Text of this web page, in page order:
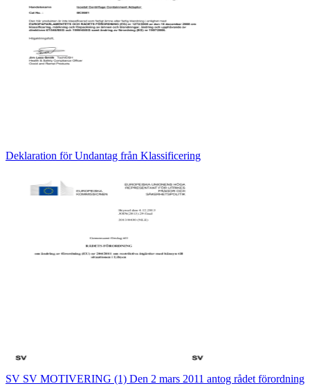
Deklaration för Undantag från Klassificering
SV SV MOTIVERING (1) Den 2 mars 2011 antog rådet förordning